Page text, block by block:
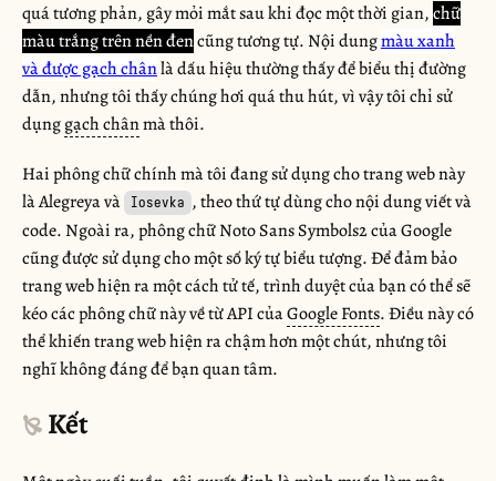
quá tương phản, gây mỏi mắt sau khi đọc một thời gian,chữ
màu trắng trên nền đencũng tương tự. Nội dungmàu xanh
và được gạch chânlà dấu hiệu thường thấy để biểu thị đường
dẫn, nhưng tôi thấy chúng hơi quá thu hút, vì vậy tôi chỉ sử
dụnggạch chânmà thôi.
Hai phông chữ chính mà tôi đang sử dụng cho trang web này
là Alegreya và
Iosevka , theo thứ tự dùng cho nội dung viết và
code. Ngoài ra, phông chữ Noto Sans Symbols2 của Google
cũng được sử dụng cho một số ký tự biểu tượng. Để đảm bảo
trang web hiện ra một cách tử tế, trình duyệt của bạn có thể sẽ
kéo các phông chữ này về từ API củaGoogle Fonts. Điều này có
thể khiến trang web hiện ra chậm hơn một chút, nhưng tôi
nghĩ không đáng để bạn quan tâm.
Kết